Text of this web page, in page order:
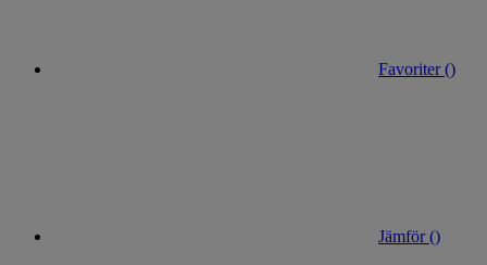
Favoriter ()
Jämför ()